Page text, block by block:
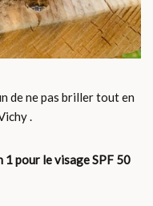
de ne pas briller tout en
.
1 pour le visage SPF 50